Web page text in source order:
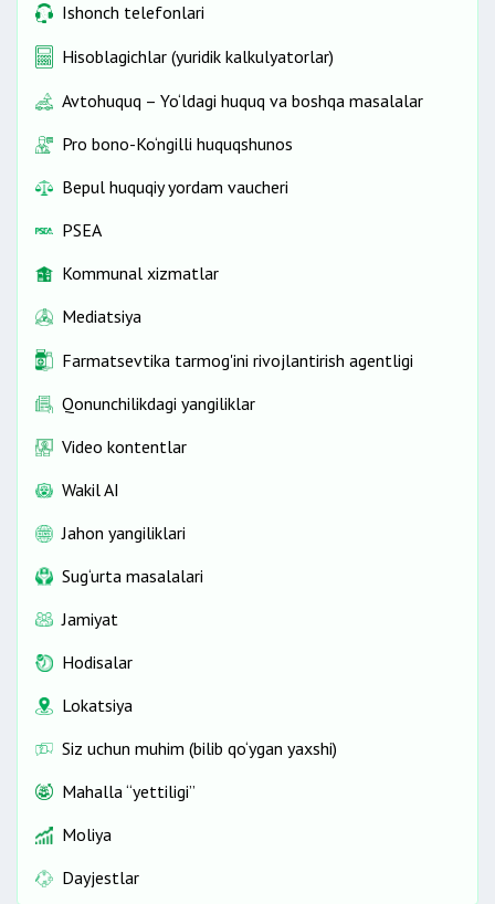
Ishonch telefonlari
Hisoblagichlar (yuridik kalkulyatorlar)
Avtohuquq – Yo‘ldagi huquq va boshqa masalalar
Pro bono-Ko‘ngilli huquqshunos
Bepul huquqiy yordam vaucheri
PSEA
Kommunal xizmatlar
Mediatsiya
Farmatsevtika tarmog'ini rivojlantirish agentligi
Qonunchilikdagi yangiliklar
Video kontentlar
Wakil AI
Jahon yangiliklari
Sug‘urta masalalari
Jamiyat
Hodisalar
Lokatsiya
Siz uchun muhim (bilib qo‘ygan yaxshi)
Mahalla “yettiligi”
Moliya
Dayjestlar